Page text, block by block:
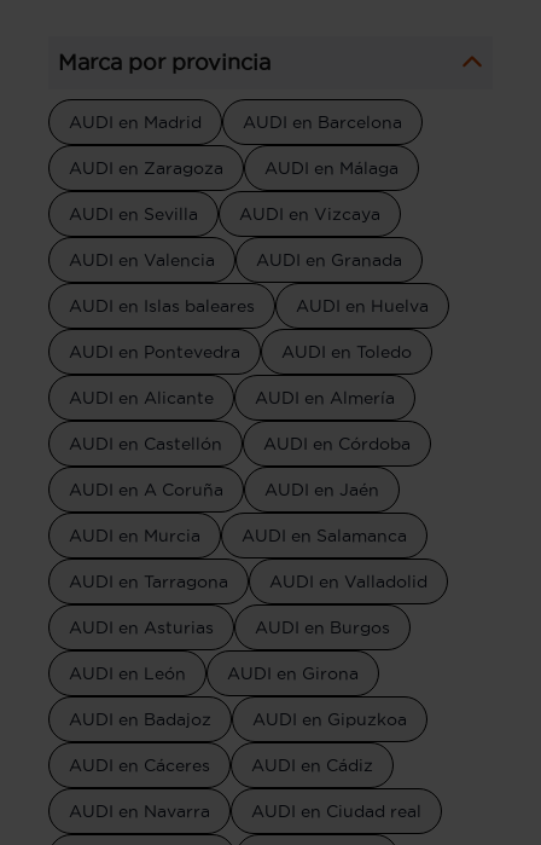
Marca por provincia
AUDI en Madrid AUDI en Barcelona
AUDI en Zaragoza AUDI en Málaga
AUDI en Sevilla AUDI en Vizcaya
AUDI en Valencia AUDI en Granada
AUDI en Islas baleares AUDI en Huelva
AUDI en Pontevedra AUDI en Toledo
AUDI en Alicante AUDI en Almería
AUDI en Castellón AUDI en Córdoba
AUDI en A Coruña AUDI en Jaén
AUDI en Murcia AUDI en Salamanca
AUDI en Tarragona AUDI en Valladolid
AUDI en Asturias AUDI en Burgos
AUDI en León AUDI en Girona
AUDI en Badajoz AUDI en Gipuzkoa
AUDI en Cáceres AUDI en Cádiz
AUDI en Navarra AUDI en Ciudad real